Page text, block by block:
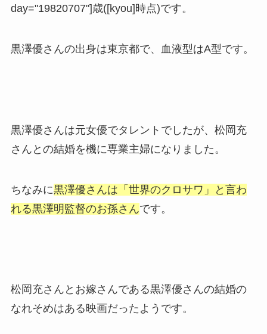
day="19820707"]歳([kyou]時点)です。
黒澤優さんの出身は東京都で、血液型はA型です。
黒澤優さんは元女優でタレントでしたが、松岡充
さんとの結婚を機に専業主婦になりました。
ちなみに黒澤優さんは「世界のクロサワ」と言わ
れる黒澤明監督のお孫さんです。
松岡充さんとお嫁さんである黒澤優さんの結婚の
なれそめはある映画だったようです。